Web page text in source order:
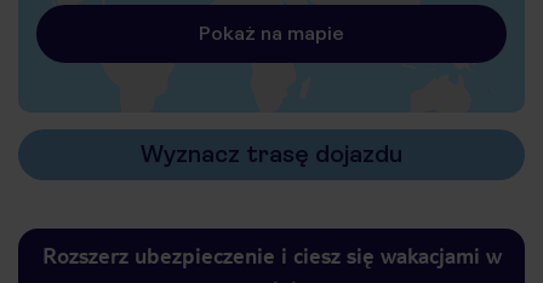
Pokaż na mapie
Wyznacz trasę dojazdu
Rozszerz ubezpieczenie i ciesz się wakacjami w